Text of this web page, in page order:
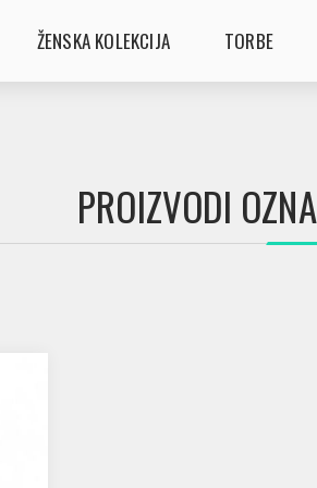
ŽENSKA KOLEKCIJA TORBE
PROIZVODI